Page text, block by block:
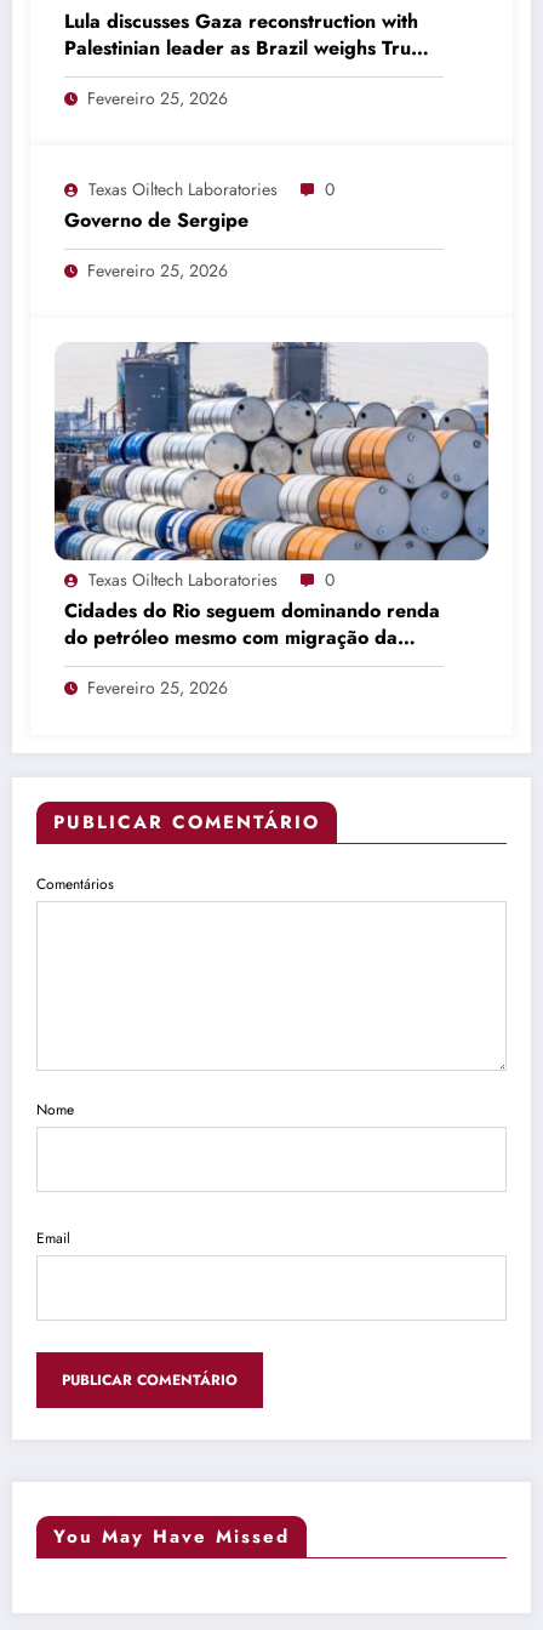
Lula discusses Gaza reconstruction with
Palestinian leader as Brazil weighs Trump
invitation
Fevereiro 25, 2026
Texas Oiltech Laboratories 0
Governo de Sergipe
Fevereiro 25, 2026
Texas Oiltech Laboratories 0
Cidades do Rio seguem dominando renda
do petróleo mesmo com migração da
produção
Fevereiro 25, 2026
PUBLICAR COMENTÁRIO
Comentários
Nome
Email
You May Have Missed